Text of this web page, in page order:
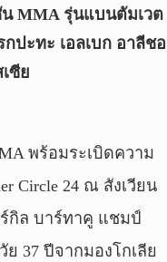
MMA รุ่นแบนตัมเวต
ปะทะ เอลเบก อาลีช
ซีย
พร้อมระเบิดความ
Circle 24 ณ สังเวียน
กิล บาร์ทาคู แชมป์
37 ปีจากมองโกเลีย